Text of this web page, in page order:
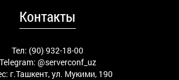
Контакты
Тел: (90) 932-18-00
Telegram: @serverconf_uz
г.Ташкент, ул. Мукими, 190